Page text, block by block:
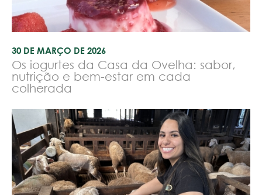
30 DE MARÇO DE 2026
Os iogurtes da Casa da Ovelha: sabor,
nutrição e bem-estar em cada
colherada